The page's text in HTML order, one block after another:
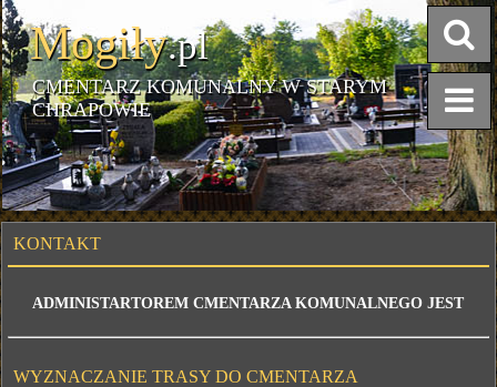
Mogiły.pl
CMENTARZ KOMUNALNY W STARYM
CHRAPOWIE
KONTAKT
ADMINISTARTOREM CMENTARZA KOMUNALNEGO JEST
WYZNACZANIE TRASY DO CMENTARZA